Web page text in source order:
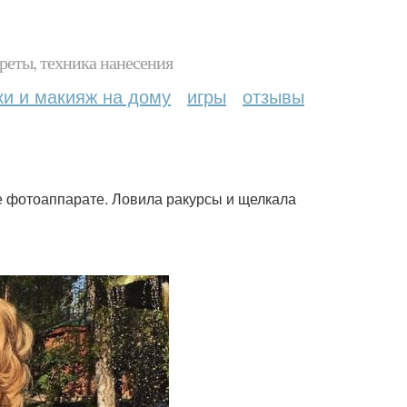
техника нанесения
и макияж на дому игры отзывы
Ловила ракурсы и щелкала